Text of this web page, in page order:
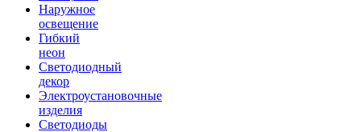
Наружное
освещение
Гибкий
неон
Светодиодный
декор
Электроустановочные
изделия
Светодиоды